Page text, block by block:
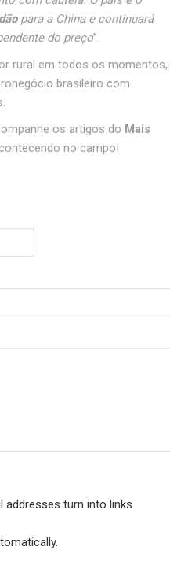
para a China e continuará
do preço”.
rural em todos os momentos,
brasileiro com
os artigos do Mais
no campo!
addresses turn into links